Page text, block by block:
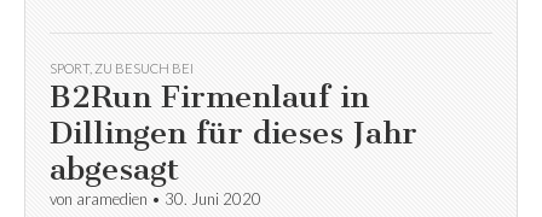
SPORT, ZU BESUCH BEI
B2Run Firmenlauf in
Dillingen für dieses Jahr
abgesagt
von aramedien • 30. Juni 2020